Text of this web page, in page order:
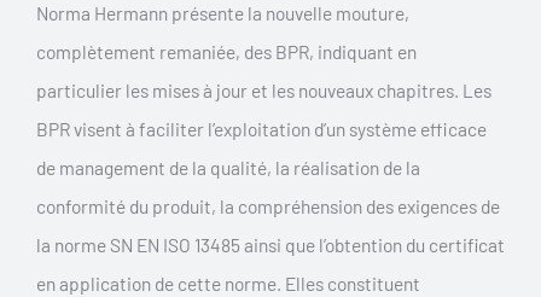
Norma Hermann présente la nouvelle mouture,
complètement remaniée, des BPR, indiquant en
particulier les mises à jour et les nouveaux chapitres. Les
BPR visent à faciliter l’exploitation d’un système efficace
de management de la qualité, la réalisation de la
conformité du produit, la compréhension des exigences de
la norme SN EN ISO 13485 ainsi que l’obtention du certificat
en application de cette norme. Elles constituent